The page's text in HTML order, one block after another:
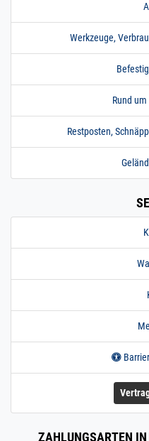
Werkzeuge,
Rund
Restposten,
ZAHLUNGSARTEN